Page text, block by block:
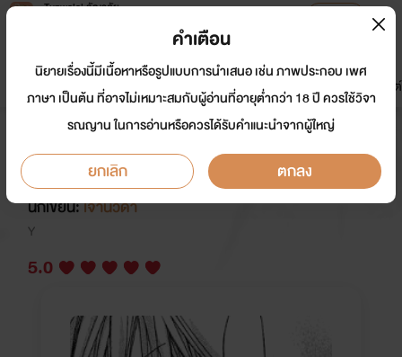
Tunwalai ธัญวลัย
หน้าแรก นิยาย อีบุ๊ก การ์ตูน
มาใหม่
ดรีมแชท ธัญลิสต์
ปลาฉลามขึ้นบก [BL/Mpreg] The
นักเขียน:เจ้านิ้วดำ
Y
5.0
คำเตือน
นิยายเรื่องนี้มีเนื้อหาหรือรูปแบบการนำเสนอ เช่น ภาพประกอบ เพศ
ภาษา เป็นต้น ที่อาจไม่เหมาะสมกับผู้อ่านที่อายุต่ำกว่า 18 ปี ควรใช้วิจา
รณญาน ในการอ่านหรือควรได้รับคำแนะนำจากผู้ใหญ่
ยกเลิก ตกลง